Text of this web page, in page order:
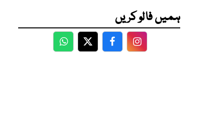
ہمیں فالو کریں
WhatsApp
TwitterFacebookFacebook